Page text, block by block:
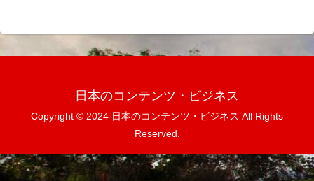
日本のコンテンツ・ビジネス
Copyright © 2024 日本のコンテンツ・ビジネス All Rights
Reserved.